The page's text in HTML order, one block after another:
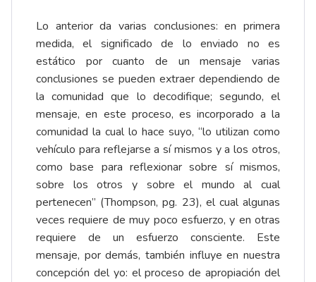
Lo anterior da varias conclusiones: en primera
medida, el significado de lo enviado no es
estático por cuanto de un mensaje varias
conclusiones se pueden extraer dependiendo de
la comunidad que lo decodifique; segundo, el
mensaje, en este proceso, es incorporado a la
comunidad la cual lo hace suyo, “lo utilizan como
vehículo para reflejarse a sí mismos y a los otros,
como base para reflexionar sobre sí mismos,
sobre los otros y sobre el mundo al cual
pertenecen” (Thompson, pg. 23), el cual algunas
veces requiere de muy poco esfuerzo, y en otras
requiere de un esfuerzo consciente. Este
mensaje, por demás, también influye en nuestra
concepción del yo: el proceso de apropiación del